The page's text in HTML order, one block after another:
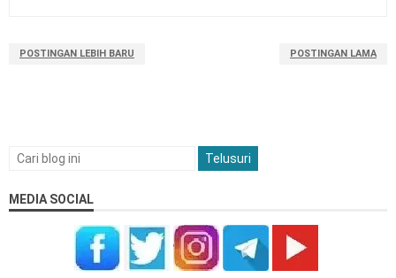
POSTINGAN LEBIH BARU POSTINGAN LAMA
MEDIA SOCIAL